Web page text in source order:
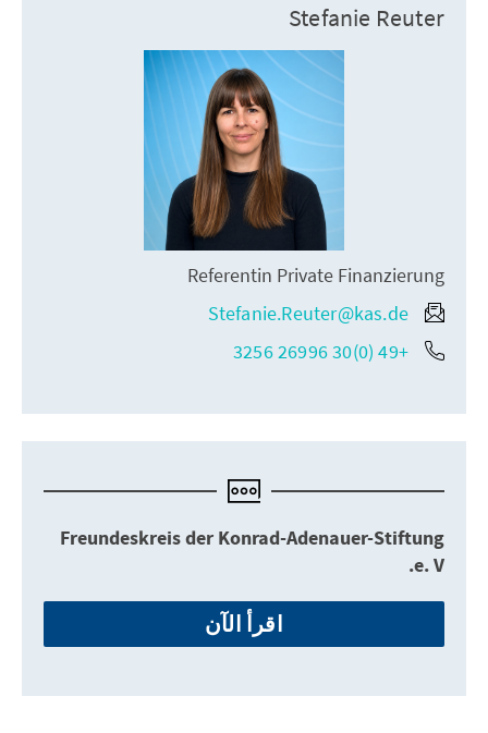
Stefanie Reuter
Referentin Private Finanzierung
Stefanie.Reuter@kas.de
+49 (0)30 26996 3256
Freundeskreis der Konrad-Adenauer-Stiftung
e. V.
اقرأ الآن